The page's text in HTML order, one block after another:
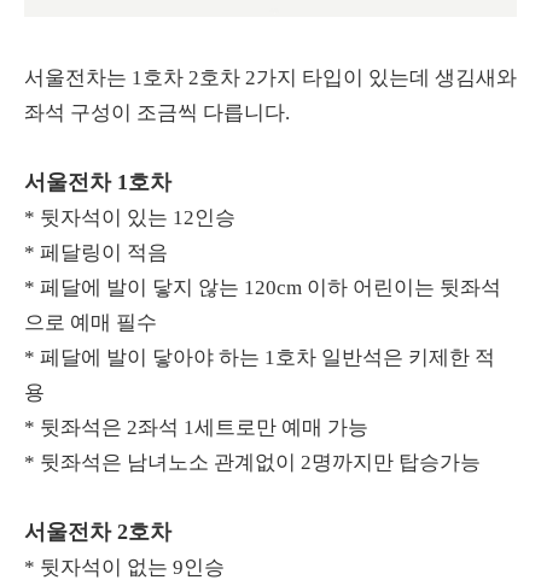
서울전차는 1호차 2호차 2가지 타입이 있는데 생김새와
좌석 구성이 조금씩 다릅니다.
서울전차 1호차
* 뒷자석이 있는 12인승
* 페달링이 적음
* 페달에 발이 닿지 않는 120cm 이하 어린이는 뒷좌석
으로 예매 필수
* 페달에 발이 닿아야 하는 1호차 일반석은 키제한 적
용
* 뒷좌석은 2좌석 1세트로만 예매 가능
* 뒷좌석은 남녀노소 관계없이 2명까지만 탑승가능
서울전차 2호차
* 뒷자석이 없는 9인승